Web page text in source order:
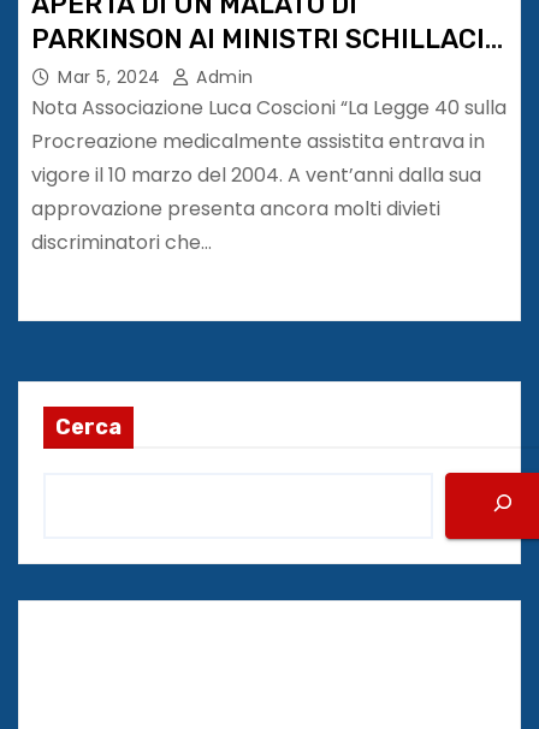
PARKINSON AI MINISTRI SCHILLACI E
BERNINI
Mar 5, 2024 Admin
Nota Associazione Luca Coscioni “La Legge 40 sulla
Procreazione medicalmente assistita entrava in
vigore il 10 marzo del 2004. A vent’anni dalla sua
approvazione presenta ancora molti divieti
discriminatori che…
Cerca